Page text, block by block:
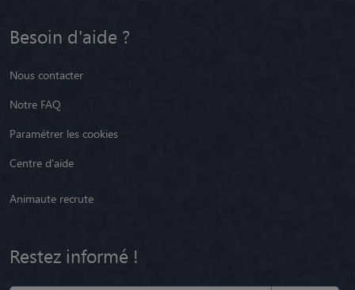
Besoin d'aide ?
Nous contacter
Notre FAQ
Paramétrer les cookies
Centre d'aide
Animaute recrute
Restez informé !